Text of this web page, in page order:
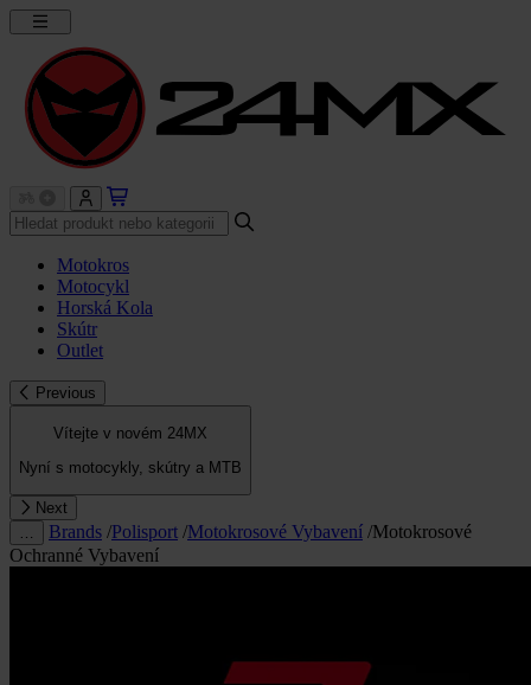
Motokros
Motocykl
Horská Kola
Skútr
Outlet
Previous
Vítejte v novém 24MX
Nyní s motocykly, skútry a MTB
Next
Brands /Polisport /Motokrosové Vybavení /Motokrosové
Ochranné Vybavení